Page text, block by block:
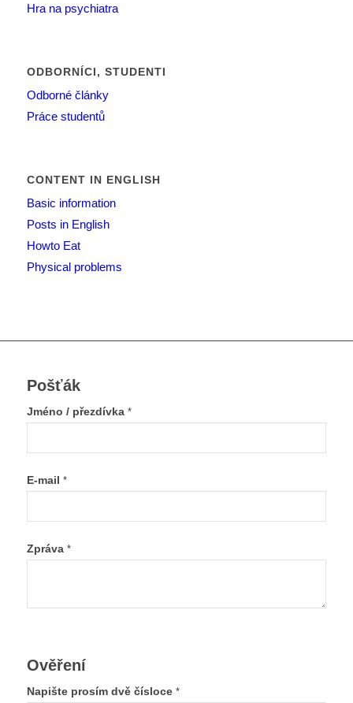
Hra na psychiatra
ODBORNÍCI, STUDENTI
Odborné články
Práce studentů
CONTENT IN ENGLISH
Basic information
Posts in English
Howto Eat
Physical problems
Pošťák
Jméno / přezdívka *
E-mail *
Zpráva *
Ověření
Napište prosím dvě čísloce *